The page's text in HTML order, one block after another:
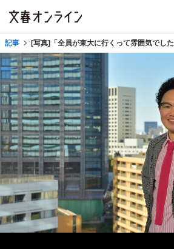
記事 [写真]「全員が東大に行くって雰囲気でし